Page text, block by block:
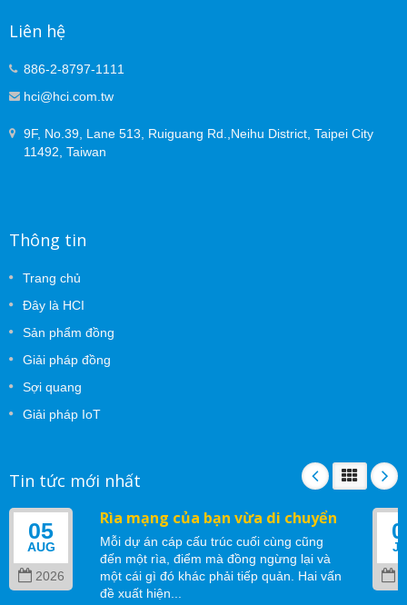
Liên hệ
886-2-8797-1111
hci@hci.com.tw
9F, No.39, Lane 513, Ruiguang Rd.,Neihu District, Taipei City
11492, Taiwan
Thông tin
Trang chủ
Đây là HCI
Sản phẩm đồng
Giải pháp đồng
Sợi quang
Giải pháp IoT
Tin tức mới nhất
05
AUG
2026
Rìa mạng của bạn vừa di chuyển
Mỗi dự án cáp cấu trúc cuối cùng cũng
đến một rìa, điểm mà đồng ngừng lại và
một cái gì đó khác phải tiếp quản. Hai vấn
đề xuất hiện...